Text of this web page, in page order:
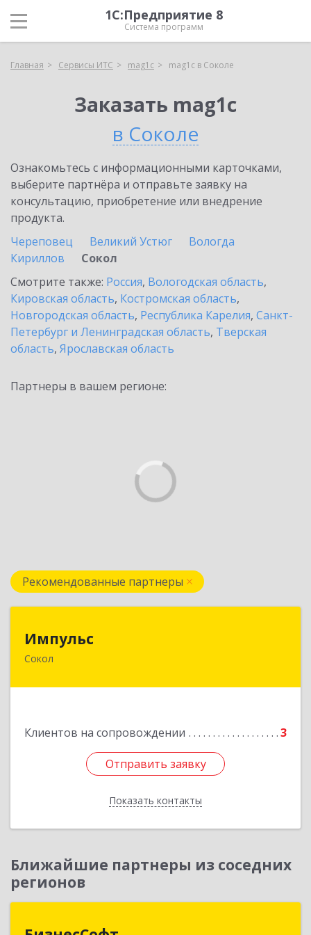
1С:Предприятие 8
Система программ
Главная Сервисы ИТС mag1c mag1c в Соколе
Заказать mag1c
в Соколе
Ознакомьтесь с информационными карточками,
выберите партнёра и отправьте заявку на
консультацию, приобретение или внедрение
продукта.
Череповец
Великий Устюг
Вологда
Кириллов
Сокол
Смотрите также: Россия, Вологодская область,
Кировская область, Костромская область,
Новгородская область, Республика Карелия, Санкт-
Петербург и Ленинградская область, Тверская
область, Ярославская область
Партнеры в вашем регионе:
Рекомендованные партнеры
Импульс
Сокол
Клиентов на сопровождении 3
Отправить заявку
Показать контакты
Отправить заявку
Назад
Ближайшие партнеры из соседних
регионов